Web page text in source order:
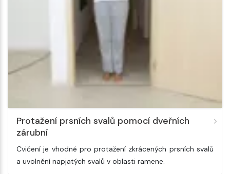
Protažení prsních svalů pomocí dveřních
zárubní
Cvičení je vhodné pro protažení zkrácených prsních svalů
a uvolnění napjatých svalů v oblasti ramene.